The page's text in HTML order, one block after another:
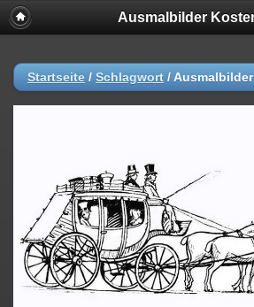
Ausmalbilder
Startseite / Schlagwort /